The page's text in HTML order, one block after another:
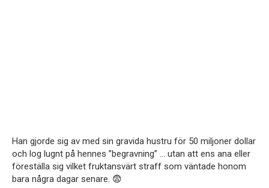
Han gjorde sig av med sin gravida hustru för 50 miljoner dollar
och log lugnt på hennes ”begravning” … utan att ens ana eller
föreställa sig vilket fruktansvärt straff som väntade honom
bara några dagar senare. 😨